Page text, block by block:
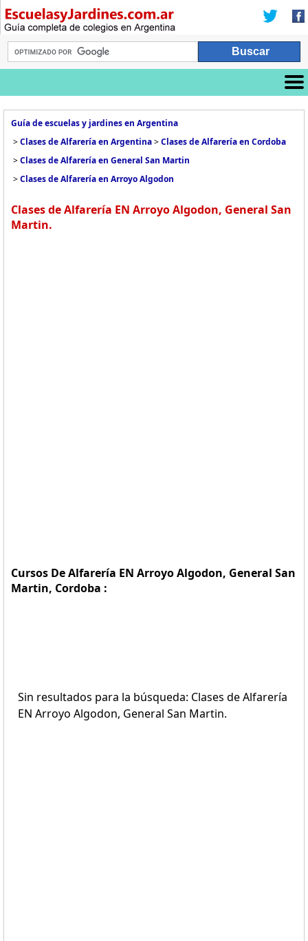
Guía de escuelas y jardines en Argentina
>Clases de Alfarería en Argentina>Clases de Alfarería en Cordoba
>Clases de Alfarería en General San Martin
>Clases de Alfarería en Arroyo Algodon
Clases de Alfarería EN Arroyo Algodon, General San
Martin.
Cursos De Alfarería EN Arroyo Algodon, General San
Martin, Cordoba :
Sin resultados para la búsqueda: Clases de Alfarería
EN Arroyo Algodon, General San Martin.